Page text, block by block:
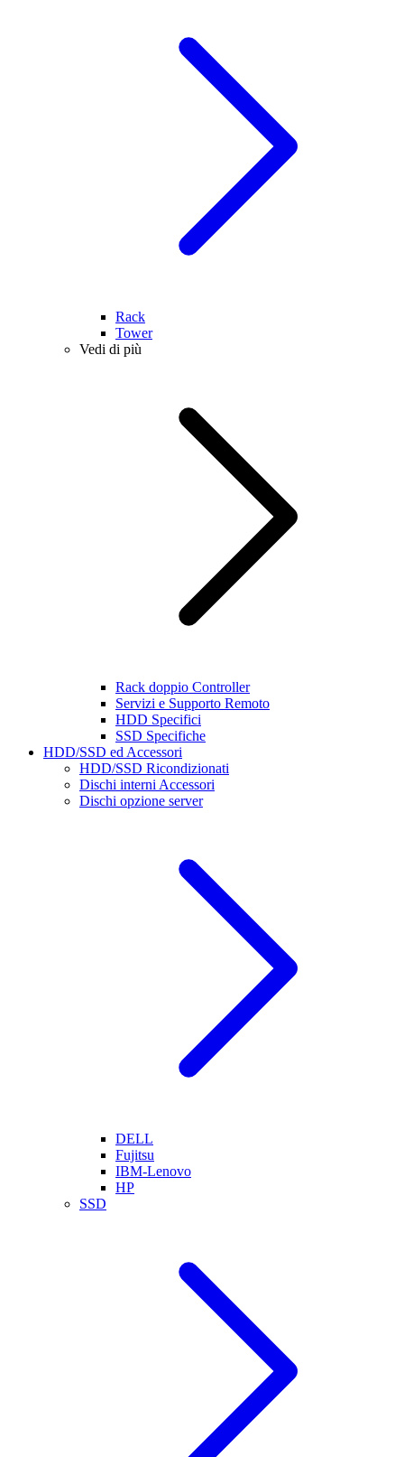
Rack
Tower
Vedi di più
Rack doppio Controller
Servizi e Supporto Remoto
HDD Specifici
SSD Specifiche
HDD/SSD ed Accessori
HDD/SSD Ricondizionati
Dischi interni Accessori
Dischi opzione server
DELL
Fujitsu
IBM-Lenovo
HP
SSD